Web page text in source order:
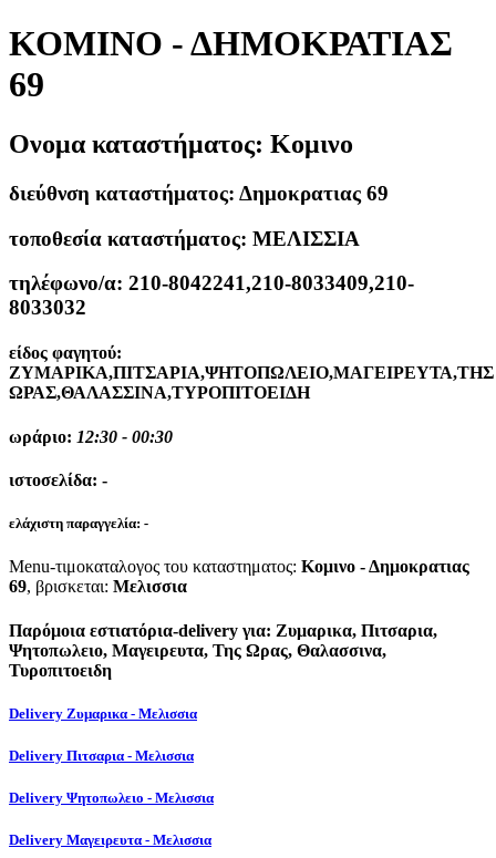
ΚΟΜΙΝΟ - ΔΗΜΟΚΡΑΤΙΑΣ
69
Ονομα καταστήματος: Κομινο
διεύθνση καταστήματος: Δημοκρατιας 69
τοποθεσία καταστήματος: ΜΕΛΙΣΣΙΑ
τηλέφωνο/α: 210-8042241,210-8033409,210-
8033032
είδος φαγητού:
ΖΥΜΑΡΙΚΑ,ΠΙΤΣΑΡΙΑ,ΨΗΤΟΠΩΛΕΙΟ,ΜΑΓΕΙΡΕΥΤΑ,ΤΗΣ
ΩΡΑΣ,ΘΑΛΑΣΣΙΝΑ,ΤΥΡΟΠΙΤΟΕΙΔΗ
ωράριο: 12:30 - 00:30
ιστοσελίδα: -
ελάχιστη παραγγελία: -
Menu-τιμοκαταλογος του καταστηματος: Κομινο - Δημοκρατιας
69, βρισκεται: Μελισσια
Παρόμοια εστιατόρια-delivery για: Ζυμαρικα, Πιτσαρια,
Ψητοπωλειο, Μαγειρευτα, Της Ωρας, Θαλασσινα,
Τυροπιτοειδη
Delivery Ζυμαρικα - Μελισσια
Delivery Πιτσαρια - Μελισσια
Delivery Ψητοπωλειο - Μελισσια
Delivery Μαγειρευτα - Μελισσια